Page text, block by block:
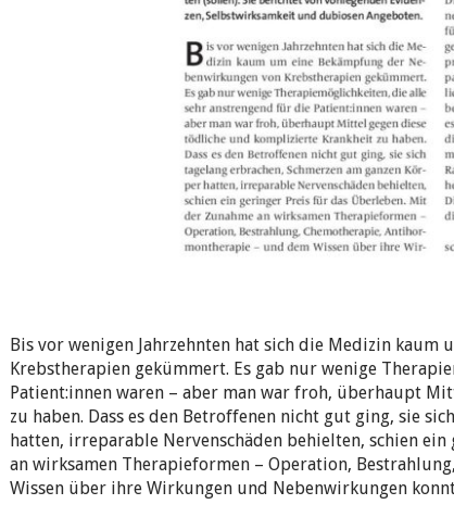
Bis vor wenigen Jahrzehnten hat sich die Medizin
Krebstherapien gekümmert. Es gab nur wenige
Patient:innen waren – aber man war froh, überhaupt
zu haben. Dass es den Betroffenen nicht gut ging, sie
hatten, irreparable Nervenschäden behielten, schien
an wirksamen Therapieformen – Operation,
Wissen über ihre Wirkungen und Nebenwirkungen